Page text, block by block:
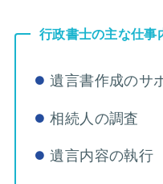
行政書士の主な仕事
遺言書作成のサ
相続人の調査
遺言内容の執行